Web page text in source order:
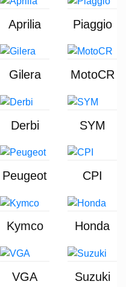
Aprilia Piaggio
Gilera MotoCR
Derbi SYM
Peugeot CPI
Kymco Honda
VGA Suzuki